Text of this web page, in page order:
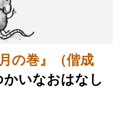
の巻』（偕成
いなおはなし